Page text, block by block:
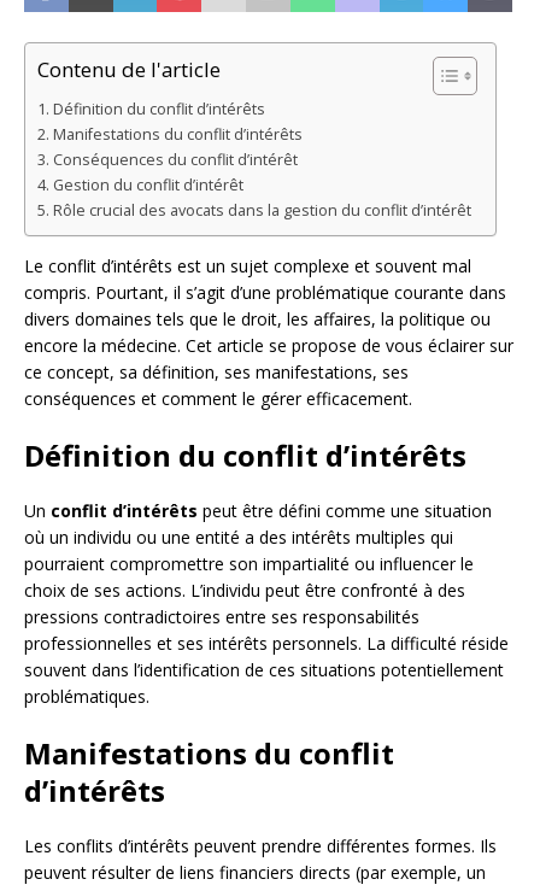
Contenu de l'article
Définition du conflit d’intérêts
Manifestations du conflit d’intérêts
Conséquences du conflit d’intérêt
Gestion du conflit d’intérêt
Rôle crucial des avocats dans la gestion du conflit d’intérêt
Le conflit d’intérêts est un sujet complexe et souvent mal
compris. Pourtant, il s’agit d’une problématique courante dans
divers domaines tels que le droit, les affaires, la politique ou
encore la médecine. Cet article se propose de vous éclairer sur
ce concept, sa définition, ses manifestations, ses
conséquences et comment le gérer efficacement.
Définition du conflit d’intérêts
Un conflit d’intérêts peut être défini comme une situation
où un individu ou une entité a des intérêts multiples qui
pourraient compromettre son impartialité ou influencer le
choix de ses actions. L’individu peut être confronté à des
pressions contradictoires entre ses responsabilités
professionnelles et ses intérêts personnels. La difficulté réside
souvent dans l’identification de ces situations potentiellement
problématiques.
Manifestations du conflit
d’intérêts
Les conflits d’intérêts peuvent prendre différentes formes. Ils
peuvent résulter de liens financiers directs (par exemple, un